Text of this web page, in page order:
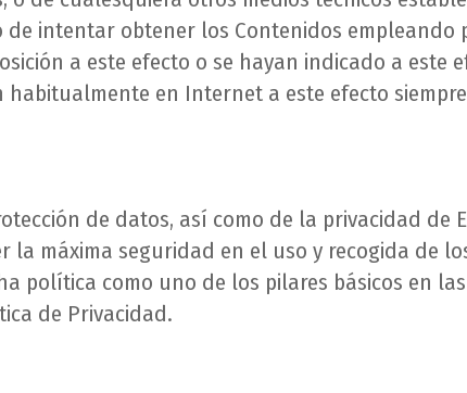
intentar obtener los Contenidos
a este efecto o se hayan indicado a este
habitualmente en Internet a este efecto
de datos, así como de la privacidad de
máxima seguridad en el uso y recogida de
política como uno de los pilares básicos en
de Privacidad.